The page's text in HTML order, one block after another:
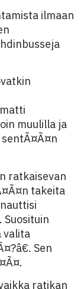
ilmaan
muulilla ja
ratkaisevan
takeita
valita
Sen
ratikan